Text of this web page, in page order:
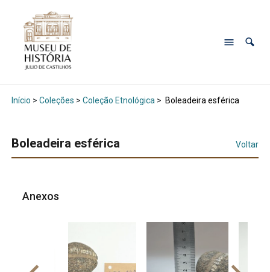
Início > Coleções > Coleção Etnológica > Boleadeira esférica
Boleadeira esférica Voltar
Anexos